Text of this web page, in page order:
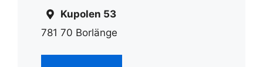
Kupolen 53
781 70 Borlänge